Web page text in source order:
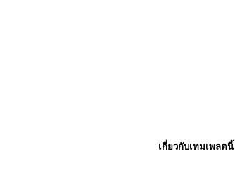
เกี่ยวกับเทมเพลตนี้